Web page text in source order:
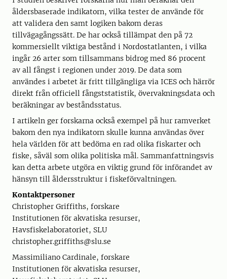
åldersbaserade indikatorn, vilka tester de använde för
att validera den samt logiken bakom deras
tillvägagångssätt. De har också tillämpat den på 72
kommersiellt viktiga bestånd i Nordostatlanten, i vilka
ingår 26 arter som tillsammans bidrog med 86 procent
av all fångst i regionen under 2019. De data som
användes i arbetet är fritt tillgängliga via ICES och härrör
direkt från officiell fångststatistik, övervakningsdata och
beräkningar av beståndsstatus.
I artikeln ger forskarna också exempel på hur ramverket
bakom den nya indikatorn skulle kunna användas över
hela världen för att bedöma en rad olika fiskarter och
fiske, såväl som olika politiska mål. Sammanfattningsvis
kan detta arbete utgöra en viktig grund för införandet av
hänsyn till åldersstruktur i fiskeförvaltningen.
Kontaktpersoner
Christopher Griffiths, forskare
Institutionen för akvatiska resurser,
Havsfiskelaboratoriet, SLU
christopher.griffiths@slu.se
Massimiliano Cardinale, forskare
Institutionen för akvatiska resurser,